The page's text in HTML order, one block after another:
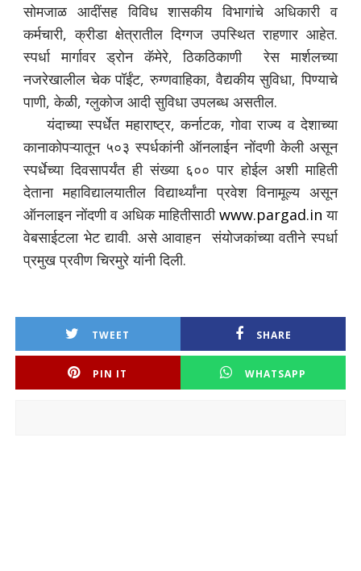
सोमजाळ आदींसह विविध शासकीय विभागांचे अधिकारी व
कर्मचारी, क्रीडा क्षेत्रातील दिग्गज उपस्थित राहणार आहेत.
स्पर्धा मार्गावर ड्रोन कॅमेरे, ठिकठिकाणी रेस मार्शलच्या
नजरेखालील चेक पॉईंट, रुग्णवाहिका, वैद्यकीय सुविधा, पिण्याचे
पाणी, केळी, ग्लुकोज आदी सुविधा उपलब्ध असतील.
यंदाच्या स्पर्धेत महाराष्ट्र, कर्नाटक, गोवा राज्य व देशाच्या
कानाकोपऱ्यातून ५०३ स्पर्धकांनी ऑनलाईन नोंदणी केली असून
स्पर्धेच्या दिवसापर्यंत ही संख्या ६०० पार होईल अशी माहिती
देताना महाविद्यालयातील विद्यार्थ्यांना प्रवेश विनामूल्य असून
ऑनलाइन नोंदणी व अधिक माहितीसाठीwww.pargad.in या
वेबसाईटला भेट द्यावी. असे आवाहन संयोजकांच्या वतीने स्पर्धा
प्रमुख प्रवीण चिरमुरे यांनी दिली.
TWEET SHARE
PIN IT WHATSAPP